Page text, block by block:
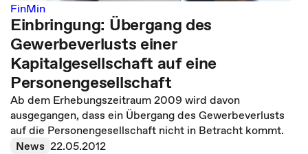
FinMin
Einbringung: Übergang des
Gewerbeverlusts einer
Kapitalgesellschaft auf eine
Personengesellschaft
Ab dem Erhebungszeitraum 2009 wird davon
ausgegangen, dass ein Übergang des Gewerbeverlusts
auf die Personengesellschaft nicht in Betracht kommt.
News 22.05.2012